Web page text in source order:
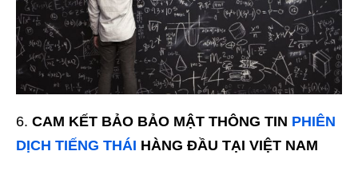
CAM KẾT BẢO BẢO MẬT THÔNG TIN PHIÊN
DỊCH TIẾNG THÁI HÀNG ĐẦU TẠI VIỆT NAM